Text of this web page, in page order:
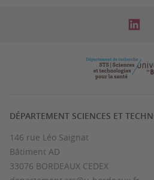
DÉPARTEMENT SCIENCES ET
146 rue Léo Saignat
Bâtiment AD
33076 BORDEAUX CEDEX